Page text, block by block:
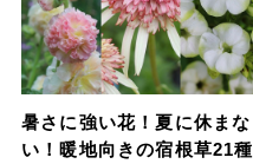
暑さに強い花！夏に休まな
い！暖地向きの宿根草21種